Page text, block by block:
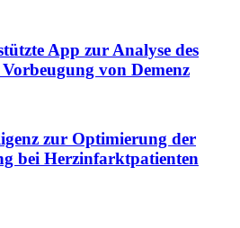
App zur Analyse des
von Demenz
zur Optimierung der
bei Herzinfarktpatienten